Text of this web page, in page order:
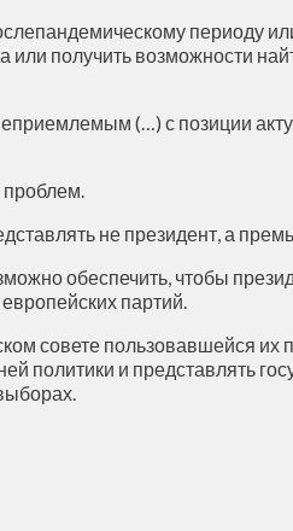
периоду
или получить возможности
(…) с позиции
проблем.
не президент, а
обеспечить, чтобы
партий.
совете пользовавшейся их
политики и представлять